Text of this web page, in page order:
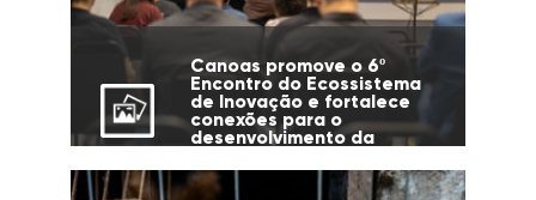
Canoas promove o 6º
Encontro do Ecossistema
de Inovação e fortalece
conexões para o
desenvolvimento da